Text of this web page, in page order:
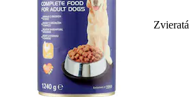
Zvieratá